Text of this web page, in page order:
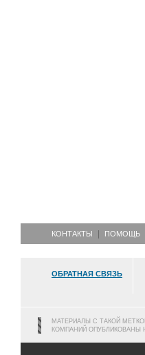
КОНТАКТЫ ПОМОЩЬ
ОБРАТНАЯ СВЯЗЬ
МАТЕРИАЛЫ С ТАКОЙ
КОМПАНИЙ